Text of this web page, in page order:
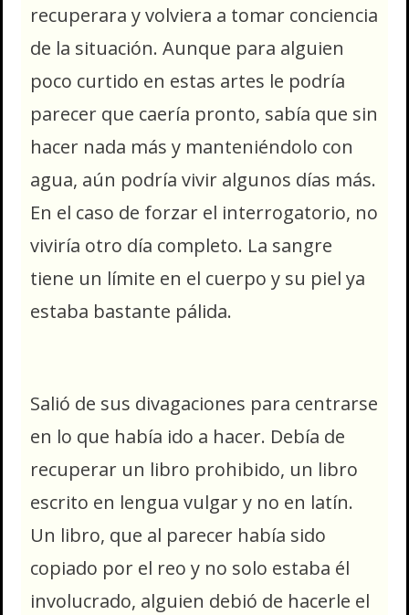
recuperara y volviera a tomar conciencia
de la situación. Aunque para alguien
poco curtido en estas artes le podría
parecer que caería pronto, sabía que sin
hacer nada más y manteniéndolo con
agua, aún podría vivir algunos días más.
En el caso de forzar el interrogatorio, no
viviría otro día completo. La sangre
tiene un límite en el cuerpo y su piel ya
estaba bastante pálida.
Salió de sus divagaciones para centrarse
en lo que había ido a hacer. Debía de
recuperar un libro prohibido, un libro
escrito en lengua vulgar y no en latín.
Un libro, que al parecer había sido
copiado por el reo y no solo estaba él
involucrado, alguien debió de hacerle el